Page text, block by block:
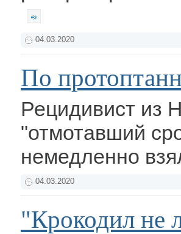
04.03.2020
По
Рецидивист из
"отмотавший
немедленно
04.03.2020
"Крокодил не